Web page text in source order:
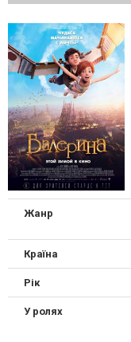
Жанр
Країна
Рік
У ролях